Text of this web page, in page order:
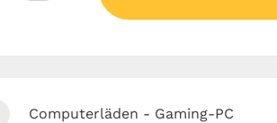
Computerläden - Gaming-PC